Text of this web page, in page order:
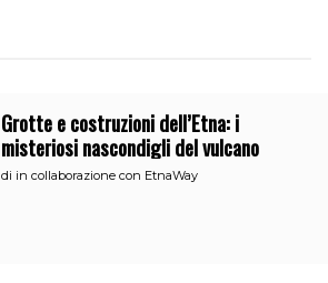
Grotte e costruzioni dell’Etna: i
misteriosi nascondigli del vulcano
di in collaborazione con EtnaWay